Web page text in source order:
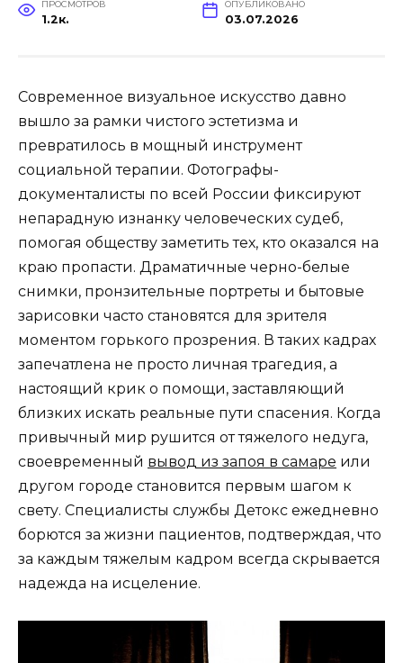
ПРОСМОТРОВ
1.2к.
ОПУБЛИКОВАНО
03.07.2026
Современное визуальное искусство давно
вышло за рамки чистого эстетизма и
превратилось в мощный инструмент
социальной терапии. Фотографы-
документалисты по всей России фиксируют
непарадную изнанку человеческих судеб,
помогая обществу заметить тех, кто оказался на
краю пропасти. Драматичные черно-белые
снимки, пронзительные портреты и бытовые
зарисовки часто становятся для зрителя
моментом горького прозрения. В таких кадрах
запечатлена не просто личная трагедия, а
настоящий крик о помощи, заставляющий
близких искать реальные пути спасения. Когда
привычный мир рушится от тяжелого недуга,
своевременный вывод из запоя в самаре или
другом городе становится первым шагом к
свету. Специалисты службы Детокс ежедневно
борются за жизни пациентов, подтверждая, что
за каждым тяжелым кадром всегда скрывается
надежда на исцеление.